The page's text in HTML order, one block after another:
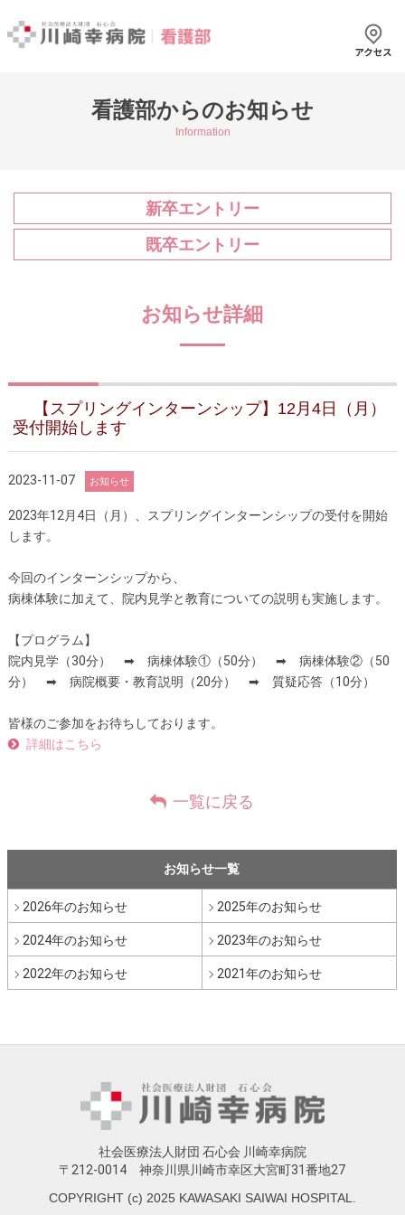
看護部からのお知らせ
Information
新卒エントリー
既卒エントリー
お知らせ詳細
【スプリングインターンシップ】12月4日（月）
受付開始します
2023-11-07 お知らせ
2023年12月4日（月）、
スプリングインターンシップの受付を開始
します。
今回のインターンシップから、
病棟体験に加えて、院内見学と教育についての説明も実施します。
【プログラム】
院内見学（30分） ➡ 病棟体験①（50分） ➡ 病棟体験②（50
分） ➡ 病院概要・教育説明（20分） ➡ 質疑応答（10分）
皆様のご参加をお待ちしております。
詳細はこちら
一覧に戻る
お知らせ一覧
2026年のお知らせ 2025年のお知らせ
2024年のお知らせ 2023年のお知らせ
2022年のお知らせ 2021年のお知らせ
社会医療法人財団 石心会 川崎幸病院
〒212-0014 神奈川県川崎市幸区大宮町31番地27
COPYRIGHT (c) 2025 KAWASAKI SAIWAI HOSPITAL.